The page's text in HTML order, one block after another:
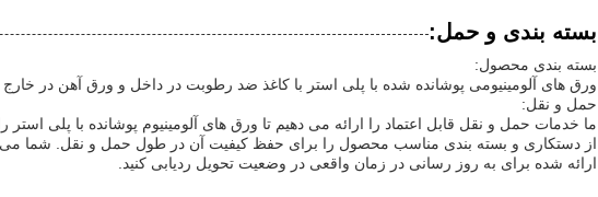
بسته بندی و حمل:
بسته بندی محصول:
ورق های آلومینیومی پوشانده شده با پلی استر با کاغذ ضد رطوبت در داخل و ورق آهن در
حمل و نقل:
ما خدمات حمل و نقل قابل اعتماد را ارائه می دهیم تا ورق های آلومینیوم پوشانده با پلی
از دستکاری و بسته بندی مناسب محصول را برای حفظ کیفیت آن در طول حمل و نقل. شما می
ارائه شده برای به روز رسانی در زمان واقعی در وضعیت تحویل ردیابی کنید.